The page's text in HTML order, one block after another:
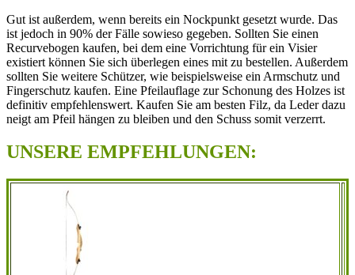
Gut ist außerdem, wenn bereits ein Nockpunkt gesetzt wurde. Das
ist jedoch in 90% der Fälle sowieso gegeben. Sollten Sie einen
Recurvebogen kaufen, bei dem eine Vorrichtung für ein Visier
existiert können Sie sich überlegen eines mit zu bestellen. Außerdem
sollten Sie weitere Schützer, wie beispielsweise ein Armschutz und
Fingerschutz kaufen. Eine Pfeilauflage zur Schonung des Holzes ist
definitiv empfehlenswert. Kaufen Sie am besten Filz, da Leder dazu
neigt am Pfeil hängen zu bleiben und den Schuss somit verzerrt.
UNSERE EMPFEHLUNGEN: